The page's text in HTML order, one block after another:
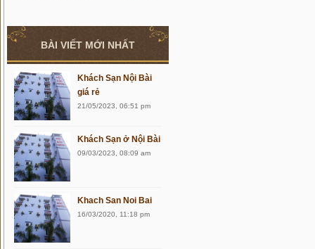
BÀI VIẾT MỚI NHẤT
Khách Sạn Nội Bài
giá rẻ
21/05/2023, 06:51 pm
Khách Sạn ở Nội Bài
09/03/2023, 08:09 am
Khach San Noi Bai
16/03/2020, 11:18 pm